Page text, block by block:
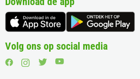
Volg ons op social media